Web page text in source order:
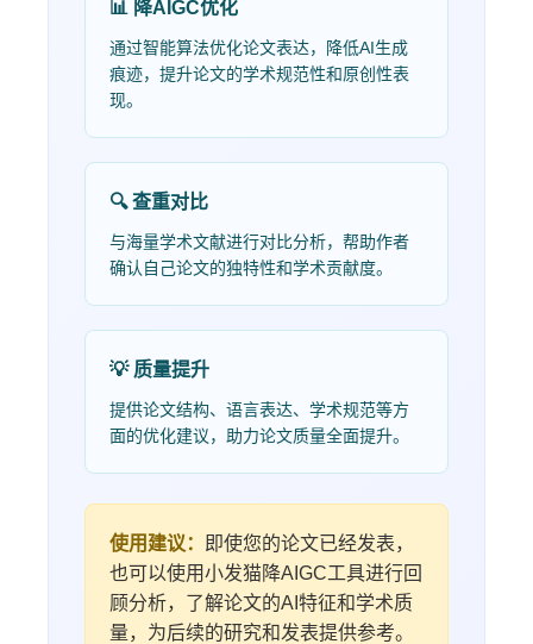
📊 降AIGC优化
通过智能算法优化论文表达，降低AI生成
痕迹，提升论文的学术规范性和原创性表
现。
🔍 查重对比
与海量学术文献进行对比分析，帮助作者
确认自己论文的独特性和学术贡献度。
💡 质量提升
提供论文结构、语言表达、学术规范等方
面的优化建议，助力论文质量全面提升。
使用建议：
即使您的论文已经发表，
也可以使用小发猫降AIGC工具进行回
顾分析，了解论文的AI特征和学术质
量，为后续的研究和发表提供参考。